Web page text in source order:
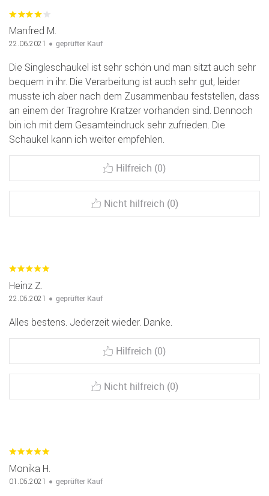
Manfred M.
22.06.2021 geprüfter Kauf
Die Singleschaukel ist sehr schön und man sitzt auch sehr
bequem in ihr. Die Verarbeitung ist auch sehr gut, leider
musste ich aber nach dem Zusammenbau feststellen, dass
an einem der Tragrohre Kratzer vorhanden sind. Dennoch
bin ich mit dem Gesamteindruck sehr zufrieden. Die
Schaukel kann ich weiter empfehlen.
Hilfreich (0)
Nicht hilfreich (0)
Heinz Z.
22.05.2021 geprüfter Kauf
Alles bestens. Jederzeit wieder. Danke.
Hilfreich (0)
Nicht hilfreich (0)
Monika H.
01.05.2021 geprüfter Kauf